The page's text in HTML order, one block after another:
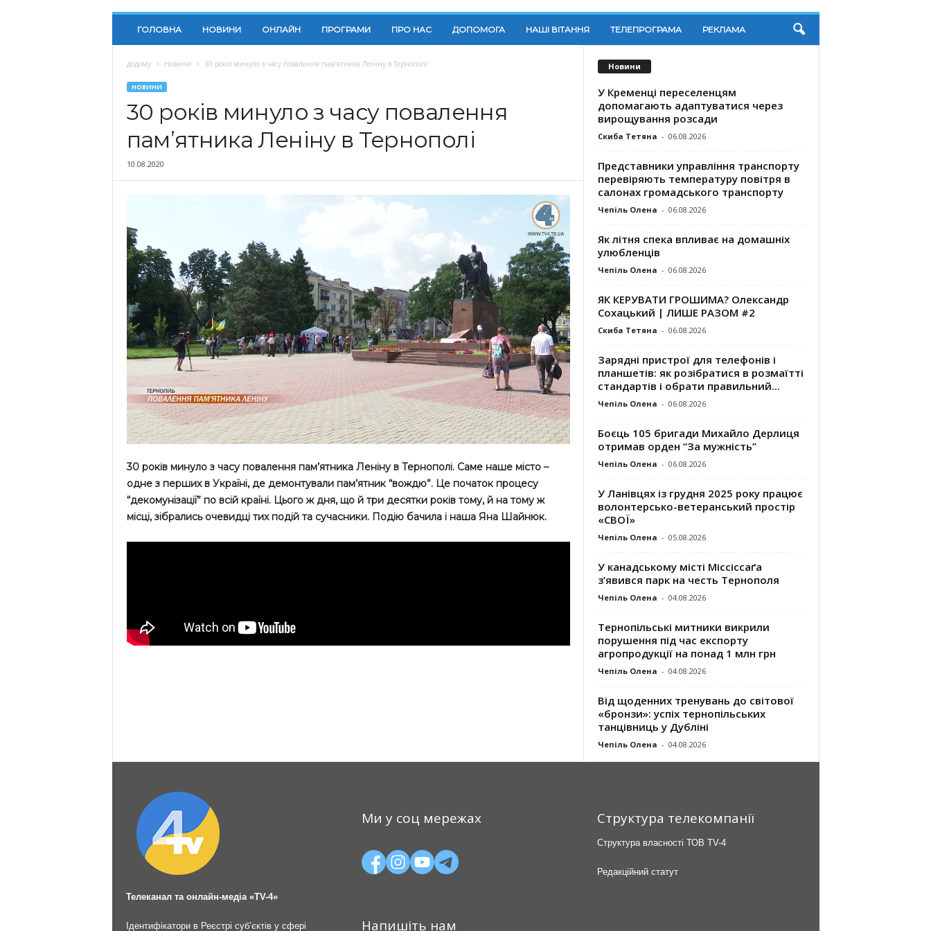
ГОЛОВНА НОВИНИ ОНЛАЙН ПРОГРАМИ ПРО НАС ДОПОМОГА НАШІ ВІТАННЯ ТЕЛЕПРОГРАМА РЕКЛАМА
додому Новини 30 років минуло з часу повалення пам’ятника Леніну в Тернополі
НОВИНИ
30 років минуло з часу повалення
пам’ятника Леніну в Тернополі
10.08.2020
30 років минуло з часу повалення пам’ятника Леніну в Тернополі. Саме наше місто –
одне з перших в Україні, де демонтували пам’ятник “вождю”. Це початок процесу
“декомунізації” по всій країні. Цього ж дня, що й три десятки років тому, й на тому ж
місці, зібрались очевидці тих подій та сучасники. Подію бачила і наша Яна Шайнюк.
Новини
У Кременці переселенцям
допомагають адаптуватися через
вирощування розсади
Скиба Тетяна - 06.08.2026
Представники управління транспорту
перевіряють температуру повітря в
салонах громадського транспорту
Чепіль Олена - 06.08.2026
Як літня спека впливає на домашніх
улюбленців
Чепіль Олена - 06.08.2026
ЯК КЕРУВАТИ ГРОШИМА? Олександр
Сохацький | ЛИШЕ РАЗОМ #2
Скиба Тетяна - 06.08.2026
Зарядні пристрої для телефонів і
планшетів: як розібратися в розмаїтті
стандартів і обрати правильний...
Чепіль Олена - 06.08.2026
Боєць 105 бригади Михайло Дерлиця
отримав орден “За мужність”
Чепіль Олена - 06.08.2026
У Ланівцях із грудня 2025 року працює
волонтерсько-ветеранський простір
«СВОЇ»
Чепіль Олена - 05.08.2026
У канадському місті Міссіссаґа
з’явився парк на честь Тернополя
Чепіль Олена - 04.08.2026
Тернопільські митники викрили
порушення під час експорту
агропродукції на понад 1 млн грн
Чепіль Олена - 04.08.2026
Від щоденних тренувань до світової
«бронзи»: успіх тернопільських
танцівниць у Дубліні
Чепіль Олена - 04.08.2026
Телеканал та онлайн-медіа «TV-4»
Ідентифікатори в Реєстрі суб’єктів у сфері
Ми у соц мережах
Напишіть нам
Структура телекомпанії
Структура власності ТОВ TV-4
Редакційний статут